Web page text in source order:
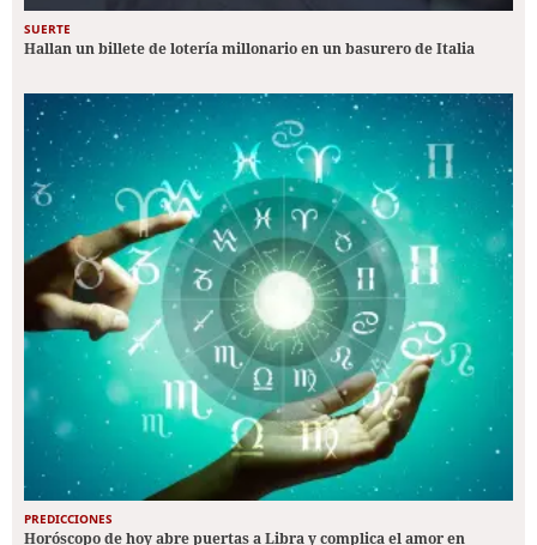
SUERTE
Hallan un billete de lotería millonario en un basurero de Italia
PREDICCIONES
Horóscopo de hoy abre puertas a Libra y complica el amor en